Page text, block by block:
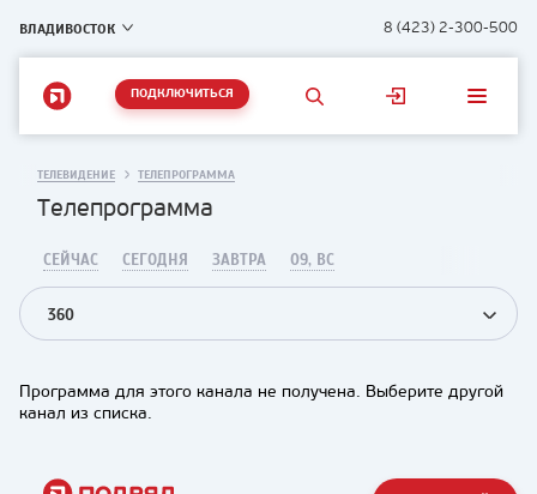
ВЛАДИВОСТОК 8 (423) 2-300-500
ПОДКЛЮЧИТЬСЯ
ТЕЛЕВИДЕНИЕ ТЕЛЕПРОГРАММА
Телепрограмма
СЕЙЧАС СЕГОДНЯ ЗАВТРА 09, ВС
360
Программа для этого канала не получена. Выберите другой
канал из списка.